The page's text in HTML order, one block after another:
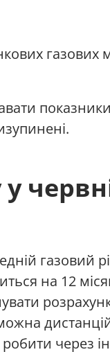
газових
газовий
на 12
через